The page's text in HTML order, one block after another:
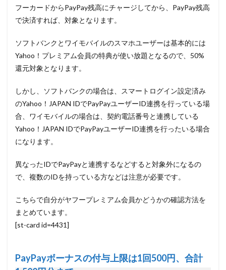
フーカードからPayPay残高にチャージしてから、PayPay残高
で決済すれば、対象となります。
ソフトバンクとワイモバイルのスマホユーザーは基本的には
Yahoo！プレミアム会員の特典が使い放題となるので、50%
還元対象となります。
しかし、ソフトバンクの場合は、スマートログイン設定済み
のYahoo！JAPAN IDでPayPayユーザーID連携を行っている場
合、ワイモバイルの場合は、契約電話番号と連携している
Yahoo！JAPAN IDでPayPayユーザーID連携を行ったいる場合
になります。
異なったIDでPayPayと連携するなどすると対象外になるの
で、複数のIDを持っている方などは注意が必要です。
こちらで自分がヤフープレミアム会員かどうかの確認方法を
まとめています。
[st-card id=4431]
PayPayボーナスの付与上限は1回500円、合計